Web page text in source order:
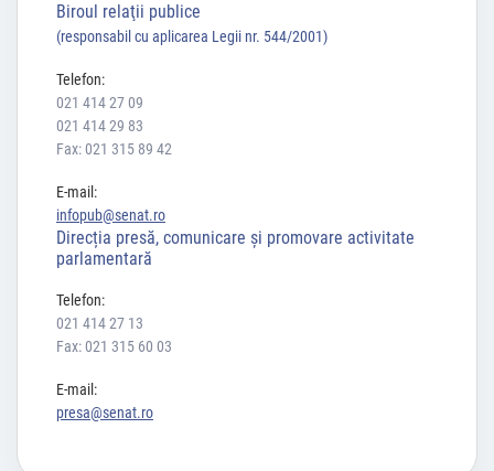
Biroul relaţii publice
(responsabil cu aplicarea Legii nr. 544/2001)
Telefon:
021 414 27 09
021 414 29 83
Fax: 021 315 89 42
E-mail:
infopub@senat.ro
Direcția presă, comunicare și promovare activitate
parlamentară
Telefon:
021 414 27 13
Fax: 021 315 60 03
E-mail:
presa@senat.ro